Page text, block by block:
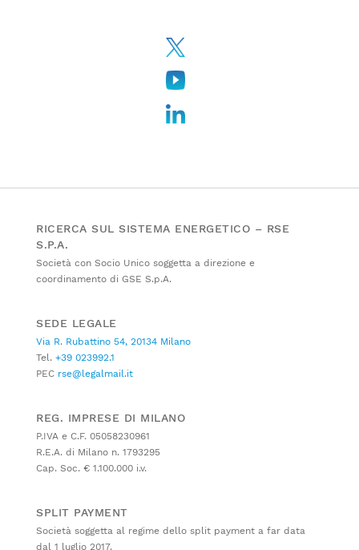
RICERCA SUL SISTEMA ENERGETICO – RSE
S.P.A.
Società con Socio Unico soggetta a direzione e
coordinamento di GSE S.p.A.
SEDE LEGALE
Via R. Rubattino 54, 20134 Milano
Tel. +39 023992.1
PEC rse@legalmail.it
REG. IMPRESE DI MILANO
P.IVA e C.F. 05058230961
R.E.A. di Milano n. 1793295
Cap. Soc. € 1.100.000 i.v.
SPLIT PAYMENT
Società soggetta al regime dello split payment a far data
dal 1 luglio 2017.